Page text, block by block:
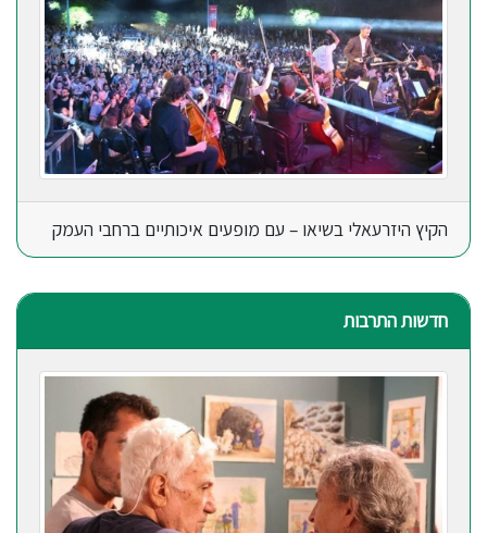
הקיץ היזרעאלי בשיאו – עם מופעים איכותיים ברחבי העמק
חדשות התרבות